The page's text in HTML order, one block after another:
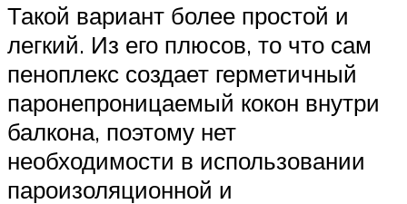
Такой вариант более простой и
легкий. Из его плюсов, то что сам
пеноплекс создает герметичный
паронепроницаемый кокон внутри
балкона, поэтому нет
необходимости в использовании
пароизоляционной и